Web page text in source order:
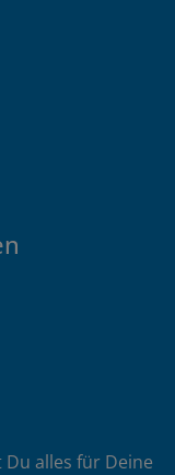
alles für Deine